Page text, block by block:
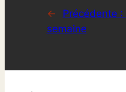
← Précédente :
semaine